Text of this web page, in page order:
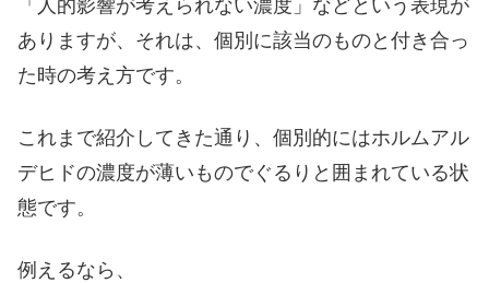
「人的影響が考えられない濃度」などという表現が
ありますが、それは、個別に該当のものと付き合っ
た時の考え方です。
これまで紹介してきた通り、個別的にはホルムアル
デヒドの濃度が薄いものでぐるりと囲まれている状
態です。
例えるなら、